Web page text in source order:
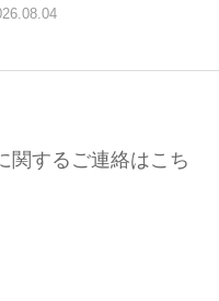
関するご連絡はこち